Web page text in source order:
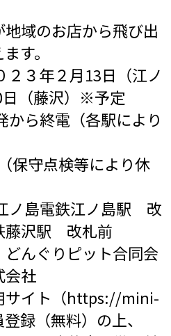
域のお店から飛び出
す。
２３年２月13日（江ノ
（藤沢）※予定
ら終電（各駅により
保守点検等により休
島電鉄江ノ島駅 改
沢駅 改札前
んぐりピット合同会
会社
イト（https://mini-
録（無料）の上、